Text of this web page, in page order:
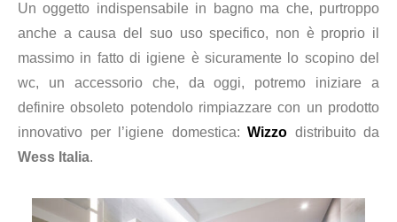
Un oggetto indispensabile in bagno ma che, purtroppo
anche a causa del suo uso specifico, non è proprio il
massimo in fatto di igiene è sicuramente lo scopino del
wc, un accessorio che, da oggi, potremo iniziare a
definire obsoleto potendolo rimpiazzare con un prodotto
innovativo per l’igiene domestica: Wizzo distribuito da
Wess Italia.